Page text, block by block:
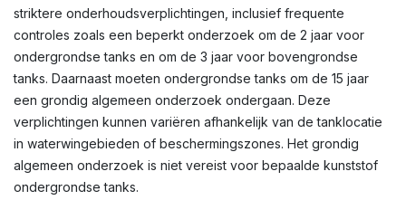
striktere onderhoudsverplichtingen, inclusief frequente
controles zoals een beperkt onderzoek om de 2 jaar voor
ondergrondse tanks en om de 3 jaar voor bovengrondse
tanks. Daarnaast moeten ondergrondse tanks om de 15 jaar
een grondig algemeen onderzoek ondergaan. Deze
verplichtingen kunnen variëren afhankelijk van de tanklocatie
in waterwingebieden of beschermingszones. Het grondig
algemeen onderzoek is niet vereist voor bepaalde kunststof
ondergrondse tanks.